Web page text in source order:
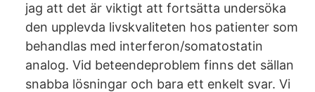
jag att det är viktigt att fortsätta undersöka
den upplevda livskvaliteten hos patienter som
behandlas med interferon/somatostatin
analog. Vid beteendeproblem finns det sällan
snabba lösningar och bara ett enkelt svar. Vi